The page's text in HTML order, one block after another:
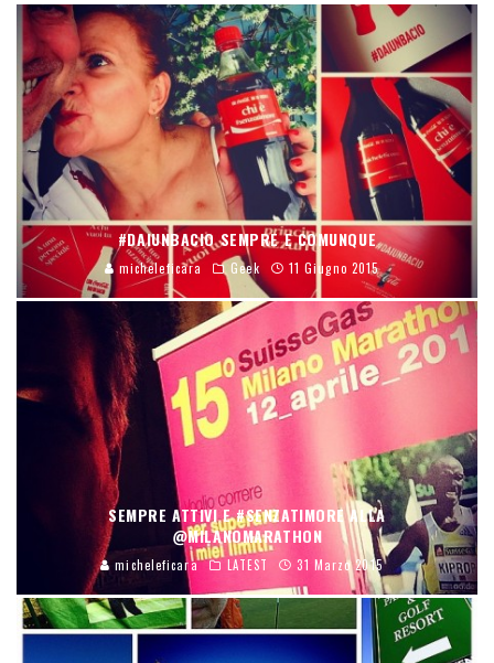
#DAIUNBACIO SEMPRE E COMUNQUE
micheleficara Geek 11 Giugno 2015
SEMPRE ATTIVI E #SENZATIMORE ALLA
@MILANOMARATHON
micheleficara LATEST 31 Marzo 2015